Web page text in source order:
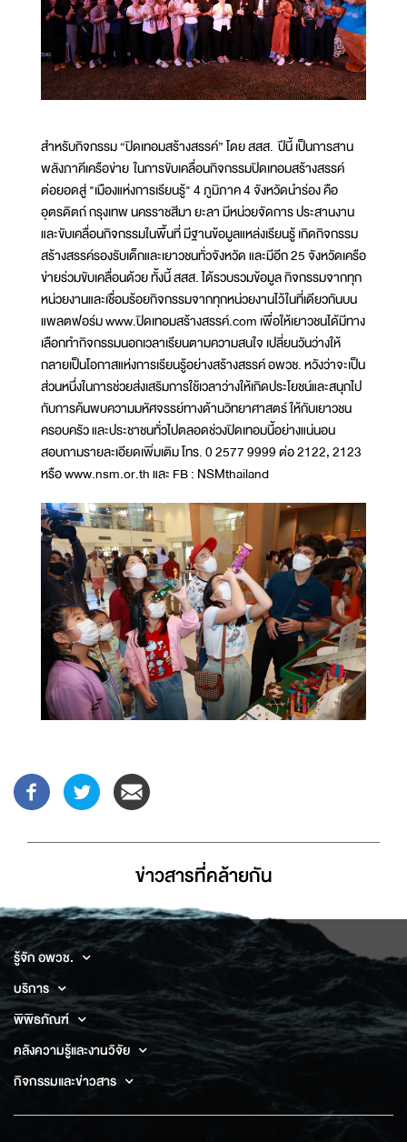
สำหรับกิจกรรม “ปิดเทอมสร้างสรรค์” โดย สสส. ปีนี้ เป็นการสาน
พลังภาคีเครือข่าย ในการขับเคลื่อนกิจกรรมปิดเทอมสร้างสรรค์
ต่อยอดสู่ "เมืองแห่งการเรียนรู้" 4 ภูมิภาค 4 จังหวัดนำร่อง คือ
อุตรดิตถ์ กรุงเทพ นครราชสีมา ยะลา มีหน่วยจัดการ ประสานงาน
และขับเคลื่อนกิจกรรมในพื้นที่ มีฐานข้อมูลแหล่งเรียนรู้ เกิดกิจกรรม
สร้างสรรค์รองรับเด็กและเยาวชนทั่วจังหวัด และมีอีก 25 จังหวัดเครือ
ข่ายร่วมขับเคลื่อนด้วย ทั้งนี้ สสส. ได้รวบรวมข้อมูล กิจกรรมจากทุก
หน่วยงานและเชื่อมร้อยกิจกรรมจากทุกหน่วยงานไว้ในที่เดียวกันบน
แพลตฟอร์ม www.ปิดเทอมสร้างสรรค์.com เพื่อให้เยาวชนได้มีทาง
เลือกทำกิจกรรมนอกเวลาเรียนตามความสนใจ เปลี่ยนวันว่างให้
กลายเป็นโอกาสแห่งการเรียนรู้อย่างสร้างสรรค์ อพวช. หวังว่าจะเป็น
ส่วนหนึ่งในการช่วยส่งเสริมการใช้เวลาว่างให้เกิดประโยชน์และสนุกไป
กับการค้นพบความมหัศจรรย์ทางด้านวิทยาศาสตร์ ให้กับเยาวชน
ครอบครัว และประชาชนทั่วไปตลอดช่วงปิดเทอมนี้อย่างแน่นอน
สอบถามรายละเอียดเพิ่มเติม โทร. 0 2577 9999 ต่อ 2122, 2123
หรือ www.nsm.or.th และ FB : NSMthailand
ข่าวสารที่่คล้ายกัน
รู้จัก อพวช.
บริการ
พิพิธภัณฑ์
คลังความรู้และงานวิจัย
กิจกรรมและข่าวสาร